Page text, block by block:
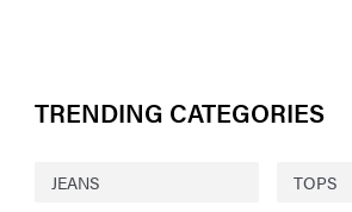
TRENDING CATEGORIES
JEANS TOPS